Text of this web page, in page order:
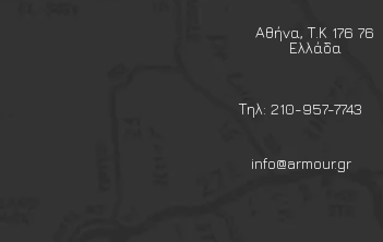
Αθήνα, Τ.Κ 176 76
Ελλάδα
Τηλ: 210-957-7743
info@armour.gr